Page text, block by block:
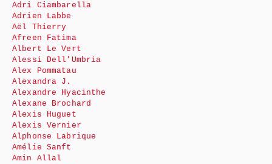
Adri Ciambarella
Adrien Labbe
Aël Thierry
Afreen Fatima
Albert Le Vert
Alessi Dell’Umbria
Alex Pommatau
Alexandra J.
Alexandre Hyacinthe
Alexane Brochard
Alexis Huguet
Alexis Vernier
Alphonse Labrique
Amélie Sanft
Amin Allal